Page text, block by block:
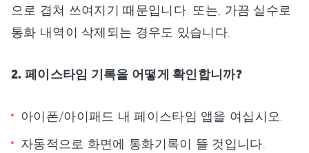
으로 겹쳐 쓰여지기 때문입니다. 또는, 가끔 실수로
통화 내역이 삭제되는 경우도 있습니다.
2. 페이스타임 기록을 어떻게 확인합니까?
아이폰/아이패드 내 페이스타임 앱을 여십시오.
자동적으로 화면에 통화기록이 뜰 것입니다.